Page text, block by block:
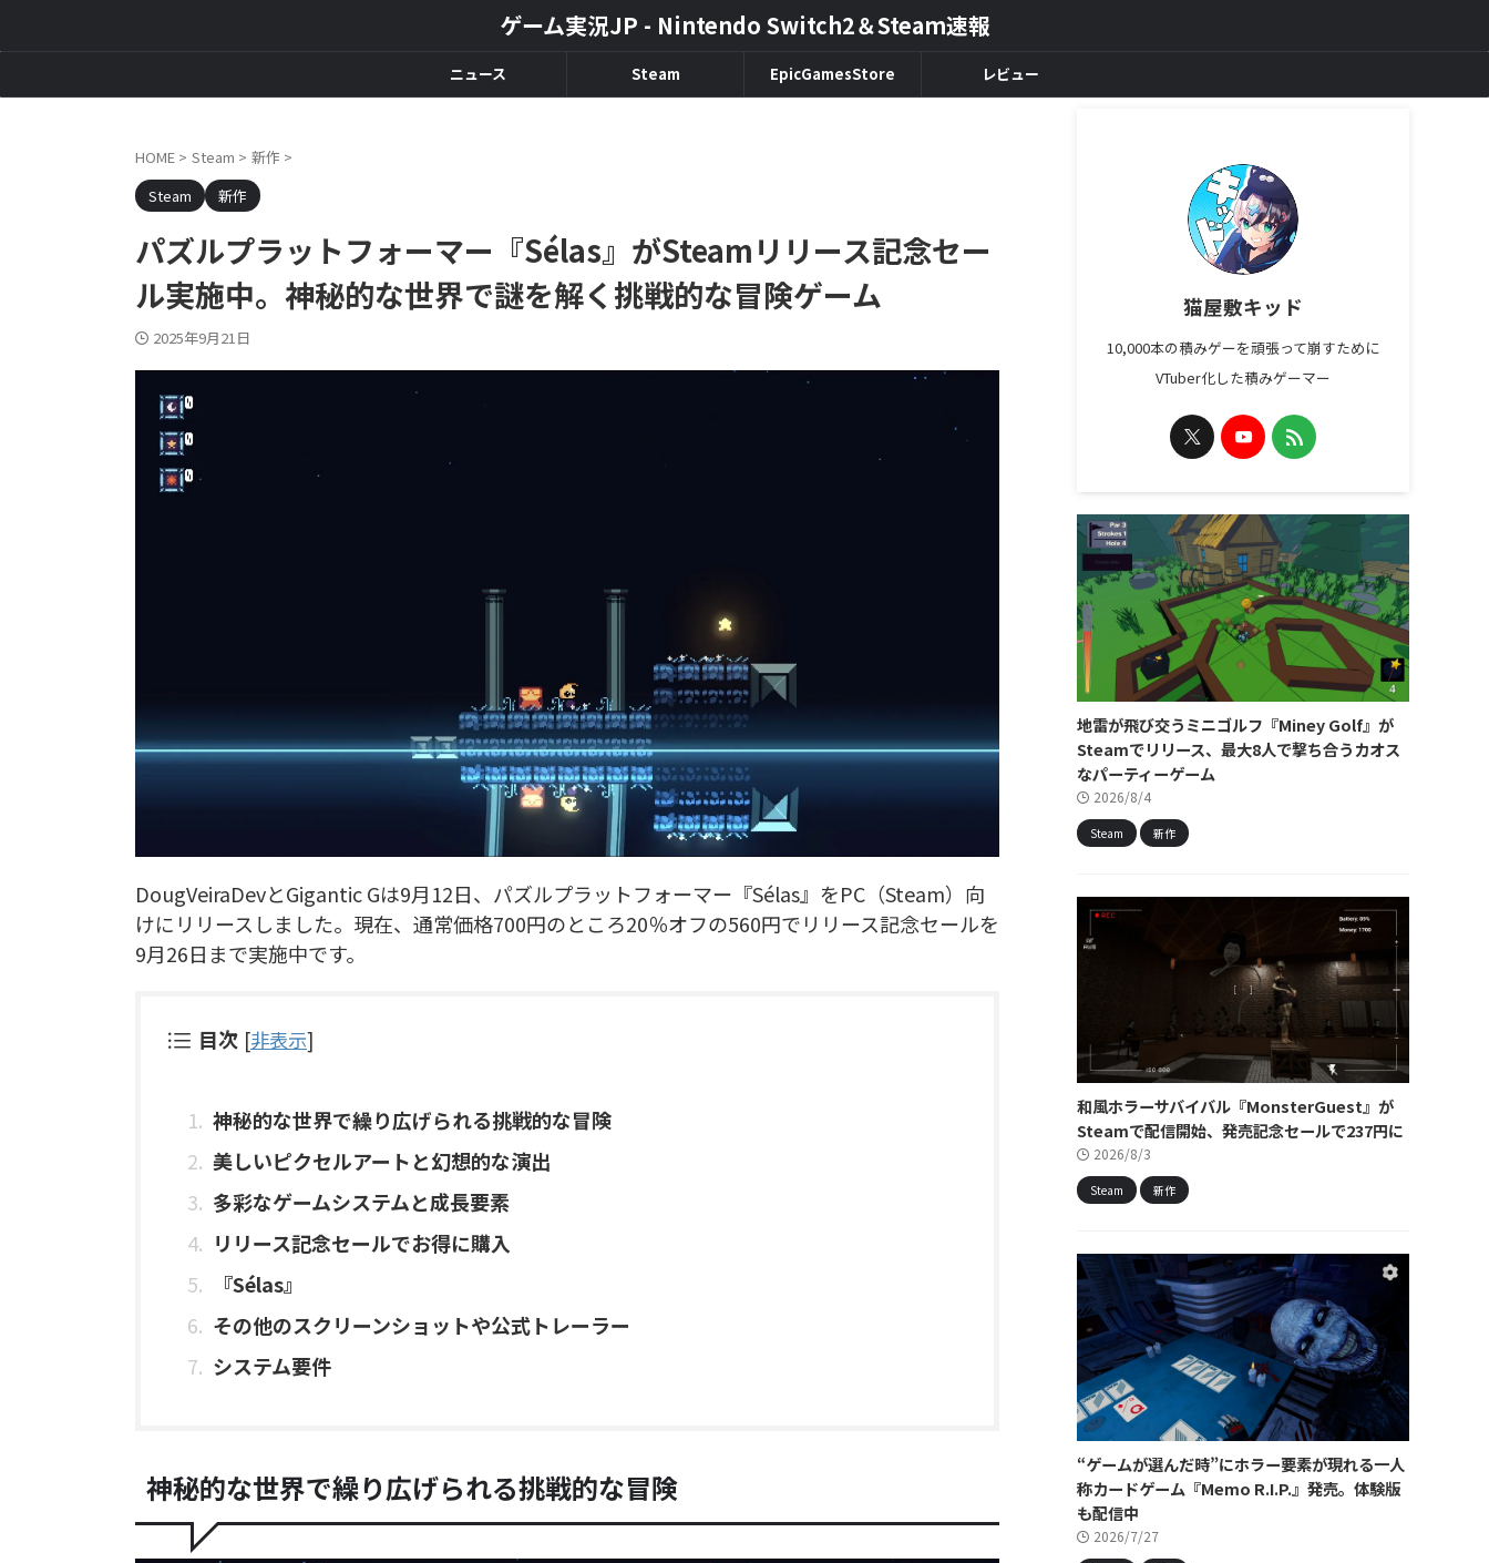
ゲーム実況JP - Nintendo Switch2＆Steam速報
ニュース Steam EpicGamesStore レビュー
HOME > Steam > 新作 >
Steam
新作
パズルプラットフォーマー『Sélas』がSteamリリース記念セー
ル実施中。神秘的な世界で謎を解く挑戦的な冒険ゲーム
2025年9月21日
DougVeiraDevとGigantic Gは9月12日、パズルプラットフォーマー『Sélas』をPC（Steam）向
けにリリースしました。現在、通常価格700円のところ20％オフの560円でリリース記念セールを
9月26日まで実施中です。
目次 [非表示]
神秘的な世界で繰り広げられる挑戦的な冒険
美しいピクセルアートと幻想的な演出
多彩なゲームシステムと成長要素
リリース記念セールでお得に購入
『Sélas』
その他のスクリーンショットや公式トレーラー
システム要件
神秘的な世界で繰り広げられる挑戦的な冒険
猫屋敷キッド
10,000本の積みゲーを頑張って崩すために
VTuber化した積みゲーマー
地雷が飛び交うミニゴルフ『Miney Golf』が
Steamでリリース、最大8人で撃ち合うカオス
なパーティーゲーム
2026/8/4
Steam 新作
和風ホラーサバイバル『MonsterGuest』が
Steamで配信開始、発売記念セールで237円に
2026/8/3
Steam 新作
“ゲームが選んだ時”にホラー要素が現れる一人
称カードゲーム『Memo R.I.P.』発売。体験版
も配信中
2026/7/27